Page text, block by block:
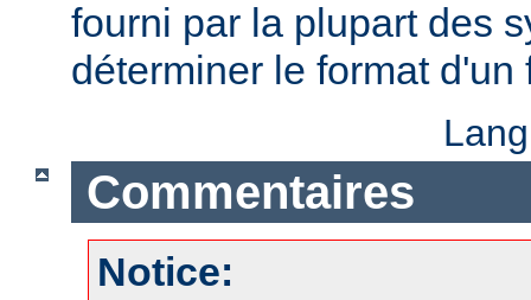
fourni par la plupart des
déterminer le format d'un
Commentaires
Notice: